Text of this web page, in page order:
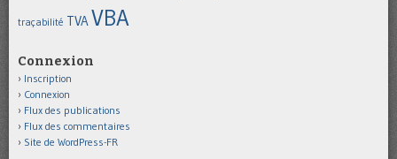
traçabilité TVA VBA
Connexion
Inscription
Connexion
Flux des publications
Flux des commentaires
Site de WordPress-FR